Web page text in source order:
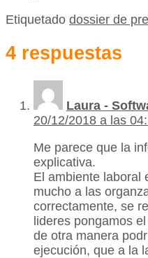
Etiquetado dossier de
4 respuestas
Laura -
20/12/2018 a las
Me parece que la
explicativa.
El ambiente laboral
mucho a las
correctamente, se
lideres pongamos
de otra manera
ejecución, que a la